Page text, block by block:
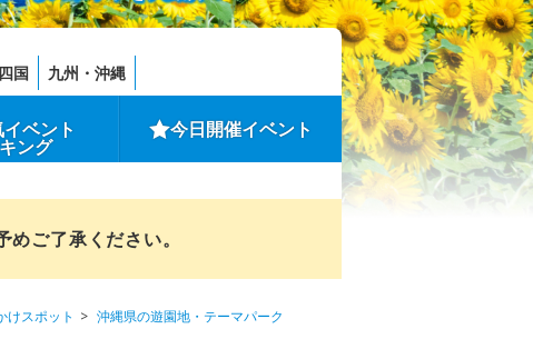
四国 九州・沖縄
ベント
ング
今日開催イベント
ご了承ください。
けスポット
沖縄県の遊園地・テーマパーク